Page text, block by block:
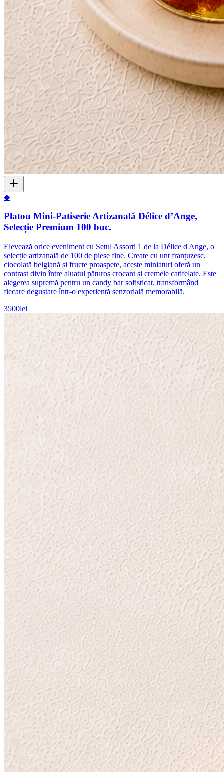
◆
Platou Mini-Patiserie Artizanală Délice d’Ange,
Selecție Premium 100 buc.
Elevează orice eveniment cu Setul Assorti 1 de la Délice d'Ange, o
selecție artizanală de 100 de piese fine. Create cu unt franțuzesc,
ciocolată belgiană și fructe proaspete, aceste miniaturi oferă un
contrast divin între aluatul păturos crocant și cremele catifelate. Este
alegerea supremă pentru un candy bar sofisticat, transformând
fiecare degustare într-o experiență senzorială memorabilă.
3500lei